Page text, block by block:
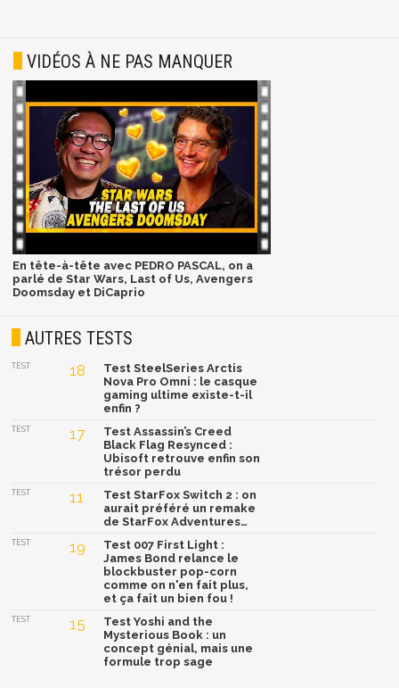
VIDÉOS À NE PAS MANQUER
En tête-à-tête avec PEDRO PASCAL, on a
parlé de Star Wars, Last of Us, Avengers
Doomsday et DiCaprio
AUTRES TESTS
TEST 18
Test SteelSeries Arctis
Nova Pro Omni : le casque
gaming ultime existe-t-il
enfin ?
TEST 17
Test Assassin’s Creed
Black Flag Resynced :
Ubisoft retrouve enfin son
trésor perdu
TEST 11
Test StarFox Switch 2 : on
aurait préféré un remake
de StarFox Adventures…
TEST 19
Test 007 First Light :
James Bond relance le
blockbuster pop-corn
comme on n'en fait plus,
et ça fait un bien fou !
TEST 15
Test Yoshi and the
Mysterious Book : un
concept génial, mais une
formule trop sage